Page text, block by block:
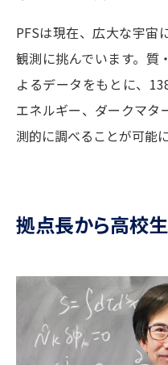
PFSは現在、広大な宇宙
観測に挑んでいます。質
よるデータをもとに、
エネルギー、ダークマタ
測的に調べることが可能
拠点長から高校